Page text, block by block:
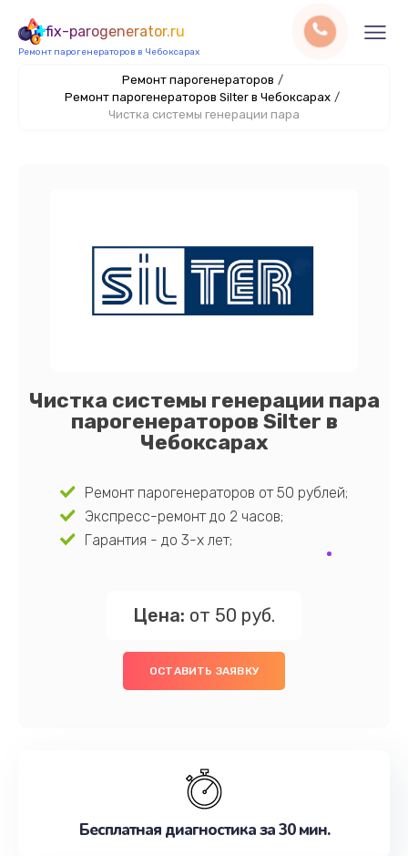
fix-parogenerator.ru
Ремонт парогенераторов в Чебоксарах
Ремонт парогенераторов /
Ремонт парогенераторов Silter в Чебоксарах /
Чистка системы генерации пара
Чистка системы генерации пара
парогенераторов Silter в
Чебоксарах
Ремонт парогенераторов от 50 рублей;
Экспресс-ремонт до 2 часов;
Гарантия - до 3-х лет;
Цена: от 50 руб.
ОСТАВИТЬ ЗАЯВКУ
Бесплатная диагностика за 30 мин.